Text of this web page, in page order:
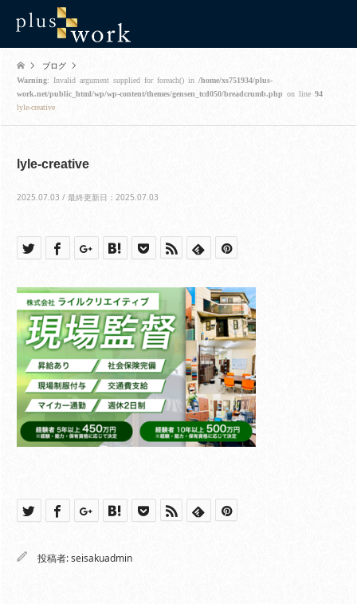
ブログ
Warning: Invalid argument supplied for foreach() in /home/xs751934/plus-
work.net/public_html/wp/wp-content/themes/gensen_tcd050/breadcrumb.php on line 94
lyle-creative
lyle-creative
2025.07.03 / 最終更新日：2025.07.03
投稿者:seisakuadmin